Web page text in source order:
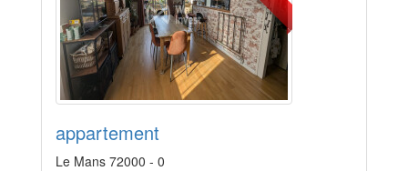
appartement
Le Mans 72000 - 0